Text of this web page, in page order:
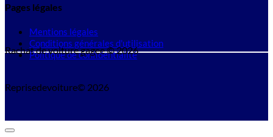
Pages légales
Mentions légales
Conditions générales d'utilisation
Politique de confidentialité
Rachat de voiture gagee © 2026
Reprisedevoiture© 2026